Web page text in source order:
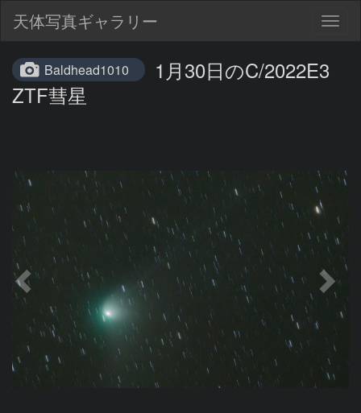
天体写真ギャラリー
Baldhead1010
1月30日のC/2022E3
ZTF彗星